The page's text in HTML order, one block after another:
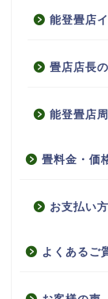
能登畳店
畳店店長
能登畳店
畳料金・価
お支払い
よくあるご